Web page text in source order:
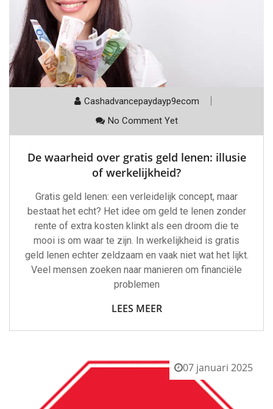
Cashadvancepaydayp9ecom
No Comment Yet
De waarheid over gratis geld lenen: illusie
of werkelijkheid?
Gratis geld lenen: een verleidelijk concept, maar
bestaat het echt? Het idee om geld te lenen zonder
rente of extra kosten klinkt als een droom die te
mooi is om waar te zijn. In werkelijkheid is gratis
geld lenen echter zeldzaam en vaak niet wat het lijkt.
Veel mensen zoeken naar manieren om financiële
problemen
LEES MEER
07 januari 2025